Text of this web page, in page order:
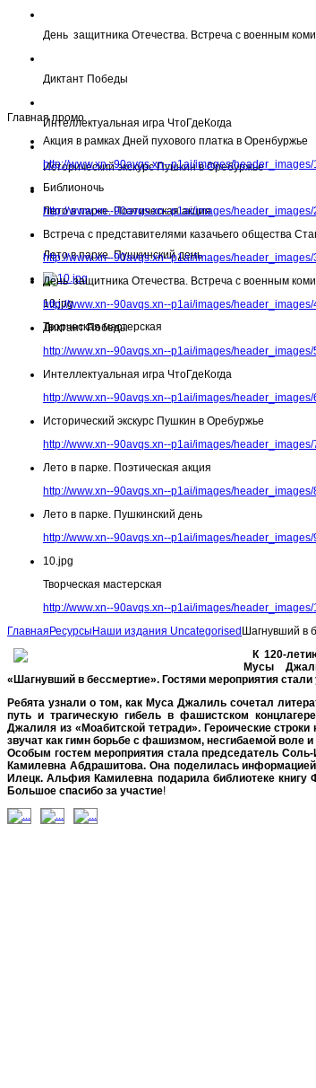
День защитника Отечества. Встреча с военным
Диктант Победы
Интеллектуальная игра ЧтоГдеКогда
Исторический экскурс Пушкин в Оребуржье
Лето в парке. Поэтическая акция
Лето в парке. Пушкинский день
10.jpg
Творческая мастерская
Главная промо
Акция в рамках Дней пухового платка в Оренбуржье
http://www.xn--90avqs.xn--p1ai/images/header_images/
Библионочь
http://www.xn--90avqs.xn--p1ai/images/header_images/
Встреча с представителями казачьего общества
http://www.xn--90avqs.xn--p1ai/images/header_images/
День защитника Отечества. Встреча с военным
http://www.xn--90avqs.xn--p1ai/images/header_images/
Диктант Победы
http://www.xn--90avqs.xn--p1ai/images/header_images/
Интеллектуальная игра ЧтоГдеКогда
http://www.xn--90avqs.xn--p1ai/images/header_images/
Исторический экскурс Пушкин в Оребуржье
http://www.xn--90avqs.xn--p1ai/images/header_images/
Лето в парке. Поэтическая акция
http://www.xn--90avqs.xn--p1ai/images/header_images/
Лето в парке. Пушкинский день
http://www.xn--90avqs.xn--p1ai/images/header_images/
10.jpg
Творческая мастерская
http://www.xn--90avqs.xn--p1ai/images/header_images/
Главная Ресурсы Наши издания Uncategorised Шагнувший в
К 120-
Мусы
«Шагнувший в бессмертие». Гостями мероприятия
Ребята узнали о том, как Муса Джалиль сочетал
путь и трагическую гибель в фашистском
Джалиля из «Моабитской тетради». Героические
звучат как гимн борьбе с фашизмом, несгибаемой воле
Особым гостем мероприятия стала председатель
Камилевна Абдрашитова. Она поделилась
Илецк. Альфия Камилевна подарила библиотеке
Большое спасибо за участие!